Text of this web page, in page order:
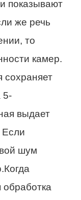
показывают
же речь
то
камер.
сохраняет
5-
выдает
Если
шум